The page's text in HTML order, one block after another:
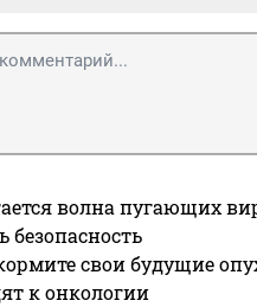
волна пугающих
безопасность
свои будущие
к онкологии